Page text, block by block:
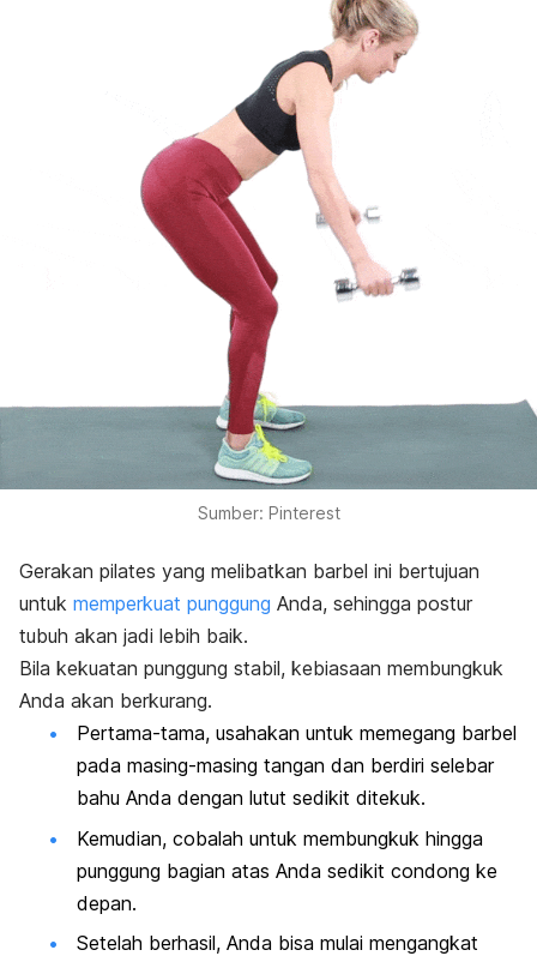
Sumber: Pinterest
Gerakan pilates yang melibatkan barbel ini bertujuan
untuk memperkuat punggung Anda, sehingga postur
tubuh akan jadi lebih baik.
Bila kekuatan punggung stabil, kebiasaan membungkuk
Anda akan berkurang.
Pertama-tama, usahakan untuk memegang barbel
pada masing-masing tangan dan berdiri selebar
bahu Anda dengan lutut sedikit ditekuk.
Kemudian, cobalah untuk membungkuk hingga
punggung bagian atas Anda sedikit condong ke
depan.
Setelah berhasil, Anda bisa mulai mengangkat